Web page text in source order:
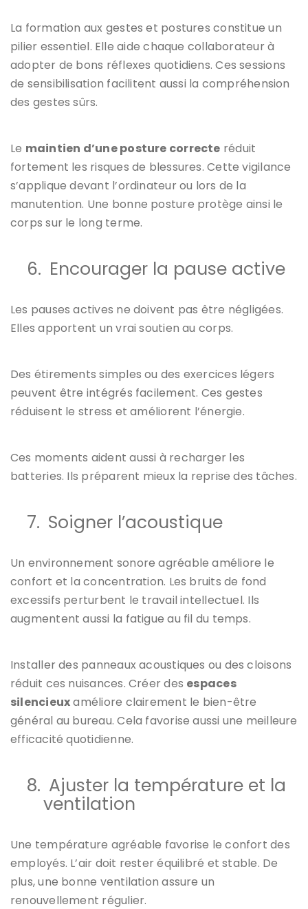
La formation aux gestes et postures constitue un
pilier essentiel. Elle aide chaque collaborateur à
adopter de bons réflexes quotidiens. Ces sessions
de sensibilisation facilitent aussi la compréhension
des gestes sûrs.
Le maintien d’une posture correcte réduit
fortement les risques de blessures. Cette vigilance
s’applique devant l’ordinateur ou lors de la
manutention. Une bonne posture protège ainsi le
corps sur le long terme.
6. Encourager la pause active
Les pauses actives ne doivent pas être négligées.
Elles apportent un vrai soutien au corps.
Des étirements simples ou des exercices légers
peuvent être intégrés facilement. Ces gestes
réduisent le stress et améliorent l’énergie.
Ces moments aident aussi à recharger les
batteries. Ils préparent mieux la reprise des tâches.
7. Soigner l’acoustique
Un environnement sonore agréable améliore le
confort et la concentration. Les bruits de fond
excessifs perturbent le travail intellectuel. Ils
augmentent aussi la fatigue au fil du temps.
Installer des panneaux acoustiques ou des cloisons
réduit ces nuisances. Créer des espaces
silencieuxaméliore clairement le bien-être
général au bureau. Cela favorise aussi une meilleure
efficacité quotidienne.
8. Ajuster la température et la
ventilation
Une température agréable favorise le confort des
employés. L’air doit rester équilibré et stable. De
plus, une bonne ventilation assure un
renouvellement régulier.